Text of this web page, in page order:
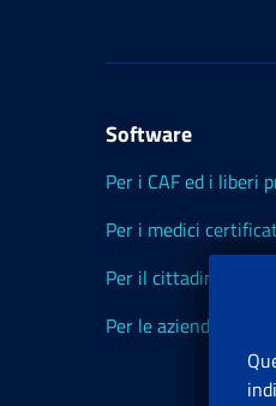
Software
Per i CAF ed i liberi
Per i medici
Per il cittadino
Per le aziende ed i